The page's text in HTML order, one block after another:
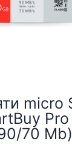
micro
70 Mb)